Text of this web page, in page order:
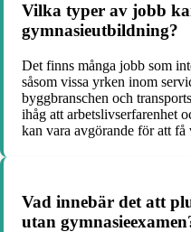
Vilka typer av jobb
gymnasieutbildning?
Det finns många jobb som
såsom vissa yrken inom
byggbranschen och
ihåg att arbetslivserfarenhet
kan vara avgörande för att få
Vad innebär det att
utan